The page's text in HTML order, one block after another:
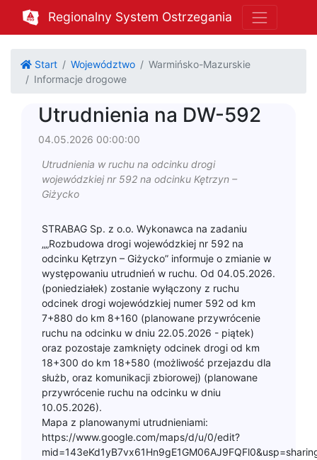
Regionalny System Ostrzegania
Start Województwo
Warmińsko-Mazurskie
Informacje drogowe
Utrudnienia na DW-592
04.05.2026 00:00:00
Utrudnienia w ruchu na odcinku drogi
wojewódzkiej nr 592 na odcinku Kętrzyn –
Giżycko
STRABAG Sp. z o.o. Wykonawca na zadaniu
„„Rozbudowa drogi wojewódzkiej nr 592 na
odcinku Kętrzyn – Giżycko” informuje o zmianie w
występowaniu utrudnień w ruchu. Od 04.05.2026.
(poniedziałek) zostanie wyłączony z ruchu
odcinek drogi wojewódzkiej numer 592 od km
7+880 do km 8+160 (planowane przywrócenie
ruchu na odcinku w dniu 22.05.2026 - piątek)
oraz pozostaje zamknięty odcinek drogi od km
18+300 do km 18+580 (możliwość przejazdu dla
służb, oraz komunikacji zbiorowej) (planowane
przywrócenie ruchu na odcinku w dniu
10.05.2026).
Mapa z planowanymi utrudnieniami:
https://www.google.com/maps/d/u/0/edit?